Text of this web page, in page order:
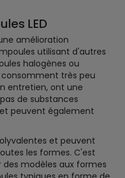
LED
amélioration
utilisant d'autres
halogènes ou
consomment très peu
entretien, ont une
de substances
peuvent également
et peuvent
les formes. C'est
modèles aux formes